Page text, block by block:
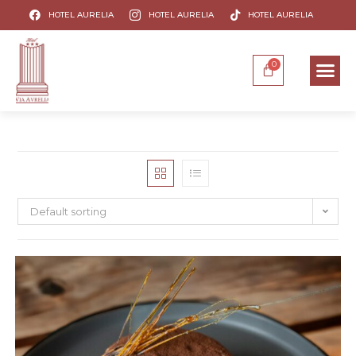
HOTEL AURELIA HOTEL AURELIA HOTEL AURELIA
Default sorting